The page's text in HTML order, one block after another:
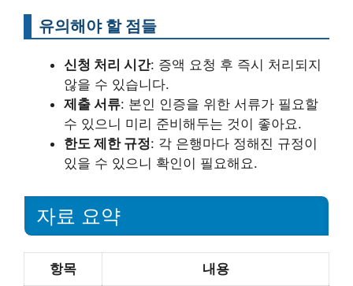
유의해야 할 점들
신청 처리 시간: 증액 요청 후 즉시 처리되지
않을 수 있습니다.
제출 서류: 본인 인증을 위한 서류가 필요할
수 있으니 미리 준비해두는 것이 좋아요.
한도 제한 규정: 각 은행마다 정해진 규정이
있을 수 있으니 확인이 필요해요.
자료 요약
항목 내용